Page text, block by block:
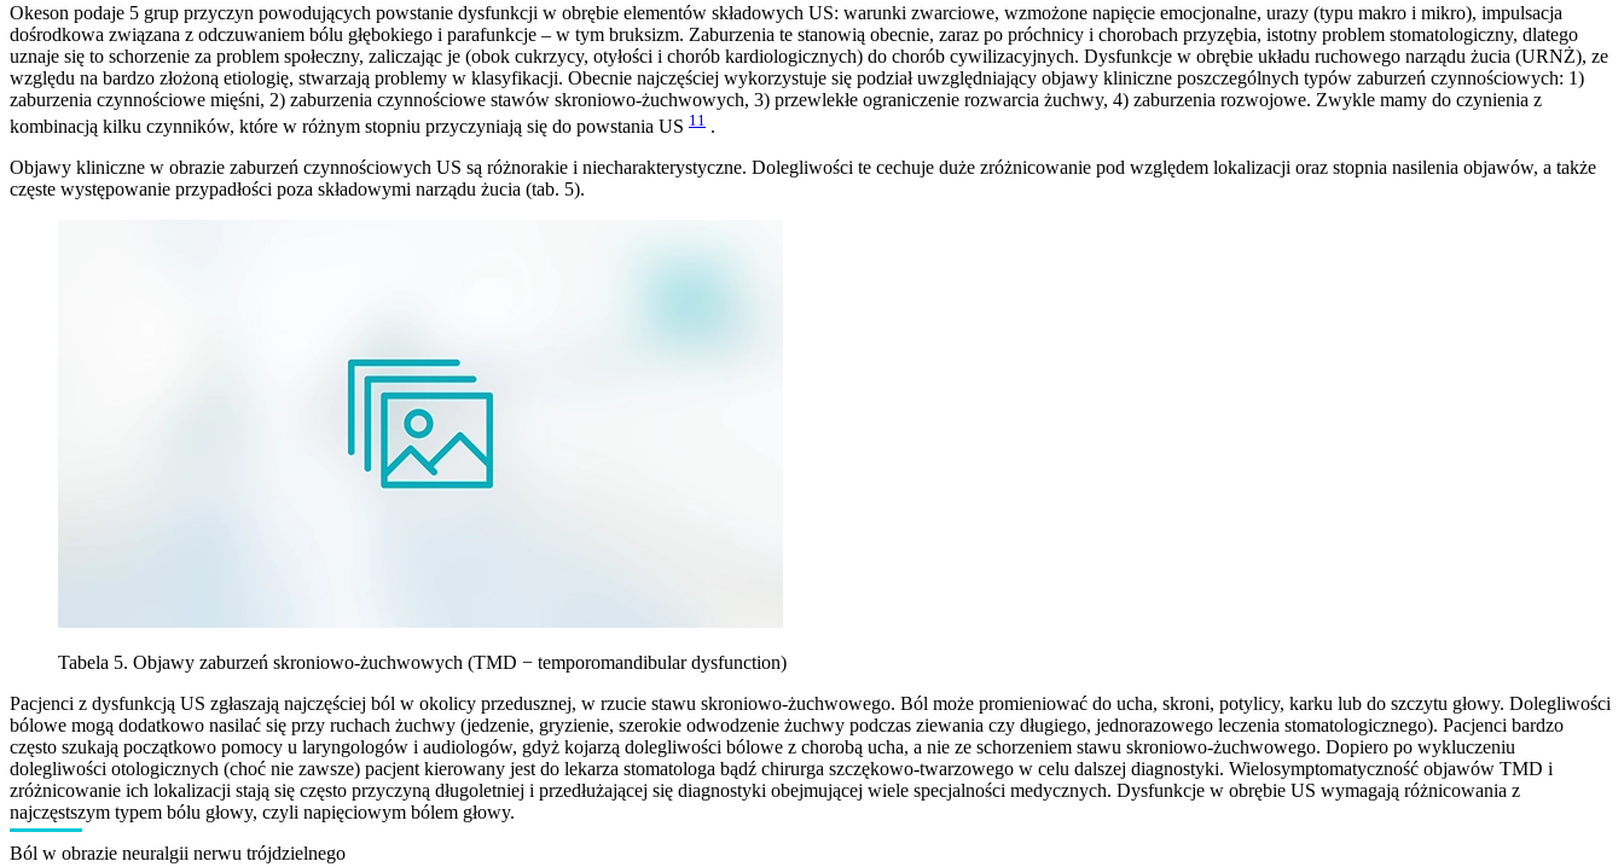
Okeson podaje 5 grup przyczyn powodujących powstanie dysfunkcji w obrębie elementów składowych US: warunki zwarciowe, wzmożone napięcie emocjonalne, urazy (typu makro i mikro), impulsacja
dośrodkowa związana z odczuwaniem bólu głębokiego i parafunkcje – w tym bruksizm. Zaburzenia te stanowią obecnie, zaraz po próchnicy i chorobach przyzębia, istotny problem stomatologiczny, dlatego
uznaje się to schorzenie za problem społeczny, zaliczając je (obok cukrzycy, otyłości i chorób kardiologicznych) do chorób cywilizacyjnych. Dysfunkcje w obrębie układu ruchowego narządu żucia (URNŻ), ze
względu na bardzo złożoną etiologię, stwarzają problemy w klasyfikacji. Obecnie najczęściej wykorzystuje się podział uwzględniający objawy kliniczne poszczególnych typów zaburzeń czynnościowych: 1)
zaburzenia czynnościowe mięśni, 2) zaburzenia czynnościowe stawów skroniowo-żuchwowych, 3) przewlekłe ograniczenie rozwarcia żuchwy, 4) zaburzenia rozwojowe. Zwykle mamy do czynienia z
kombinacją kilku czynników, które w różnym stopniu przyczyniają się do powstania US 11 .
Objawy kliniczne w obrazie zaburzeń czynnościowych US są różnorakie i niecharakterystyczne. Dolegliwości te cechuje duże zróżnicowanie pod względem lokalizacji oraz stopnia nasilenia objawów, a także
częste występowanie przypadłości poza składowymi narządu żucia (tab. 5).
Tabela 5. Objawy zaburzeń skroniowo-żuchwowych (TMD − temporomandibular dysfunction)
Pacjenci z dysfunkcją US zgłaszają najczęściej ból w okolicy przedusznej, w rzucie stawu skroniowo-żuchwowego. Ból może promieniować do ucha, skroni, potylicy, karku lub do szczytu głowy. Dolegliwości
bólowe mogą dodatkowo nasilać się przy ruchach żuchwy (jedzenie, gryzienie, szerokie odwodzenie żuchwy podczas ziewania czy długiego, jednorazowego leczenia stomatologicznego). Pacjenci bardzo
często szukają początkowo pomocy u laryngologów i audiologów, gdyż kojarzą dolegliwości bólowe z chorobą ucha, a nie ze schorzeniem stawu skroniowo-żuchwowego. Dopiero po wykluczeniu
dolegliwości otologicznych (choć nie zawsze) pacjent kierowany jest do lekarza stomatologa bądź chirurga szczękowo-twarzowego w celu dalszej diagnostyki. Wielosymptomatyczność objawów TMD i
zróżnicowanie ich lokalizacji stają się często przyczyną długoletniej i przedłużającej się diagnostyki obejmującej wiele specjalności medycznych. Dysfunkcje w obrębie US wymagają różnicowania z
najczęstszym typem bólu głowy, czyli napięciowym bólem głowy.
Ból w obrazie neuralgii nerwu trójdzielnego